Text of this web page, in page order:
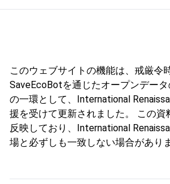
このウェブサイトの機能は、戒厳令
SaveEcoBotを通じたオープンデー
の一環として、International
援を受けて更新されました。 この資
反映しており、International
場と必ずしも一致しない場合があり